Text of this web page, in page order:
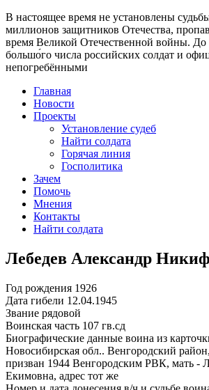
В настоящее время не установлены
миллионов защитников Отечества,
время Великой Отечественной войны. До
большо́го числа российских солдат и
непогребёнными
Главная
Новости
Проекты
Установление судеб
Найти солдата
Горячая линия
Госполитика
Зачем
Помочь
Мнения
Контакты
Найти солдата
Лебедев Александр
Год рождения 1926
Дата гибели 12.04.1945
Звание рядовой
Воинская часть 107 гв.сд
Биографические данные воина из
Новосибирская обл.. Венгородский
призван 1944 Венгородским РВК, мать -
Екимовна, адрес тот же